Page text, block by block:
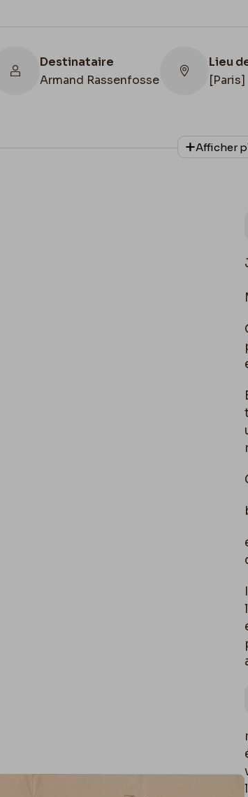
Destinataire
Armand Rassenfosse
Lieu
[Paris]
Date
1889/
Afficher